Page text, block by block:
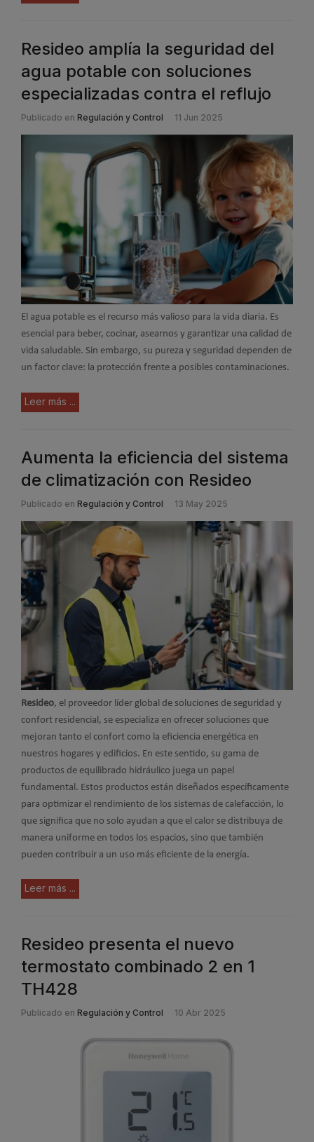
Resideo amplía la seguridad del
agua potable con soluciones
especializadas contra el reflujo
Publicado en Regulación y Control 11 Jun 2025
El agua potable es el recurso más valioso para la vida diaria. Es
esencial para beber, cocinar, asearnos y garantizar una calidad de
vida saludable. Sin embargo, su pureza y seguridad dependen de
un factor clave: la protección frente a posibles contaminaciones.
Leer más ...
Aumenta la eficiencia del sistema
de climatización con Resideo
Publicado en Regulación y Control 13 May 2025
Resideo, el proveedor líder global de soluciones de seguridad y
confort residencial, se especializa en ofrecer soluciones que
mejoran tanto el confort como la eficiencia energética en
nuestros hogares y edificios. En este sentido, su gama de
productos de equilibrado hidráulico juega un papel
fundamental. Estos productos están diseñados específicamente
para optimizar el rendimiento de los sistemas de calefacción, lo
que significa que no solo ayudan a que el calor se distribuya de
manera uniforme en todos los espacios, sino que también
pueden contribuir a un uso más eficiente de la energía.
Leer más ...
Resideo presenta el nuevo
termostato combinado 2 en 1
TH428
Publicado en Regulación y Control 10 Abr 2025